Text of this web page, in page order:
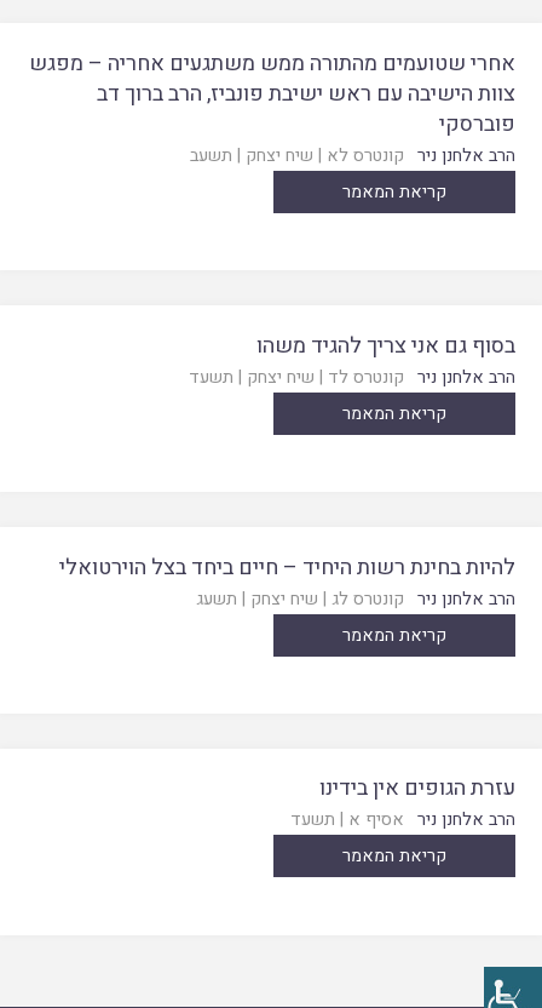
אחרי שטועמים מהתורה ממש משתגעים אחריה – מפגש
צוות הישיבה עם ראש ישיבת פונביז, הרב ברוך דב
פוברסקי
הרב אלחנן ניר קונטרס לא | שיח יצחק | תשעב
קריאת המאמר
בסוף גם אני צריך להגיד משהו
הרב אלחנן ניר קונטרס לד | שיח יצחק | תשעד
קריאת המאמר
להיות בחינת רשות היחיד – חיים ביחד בצל הוירטואלי
הרב אלחנן ניר קונטרס לג | שיח יצחק | תשעג
קריאת המאמר
עזרת הגופים אין בידינו
הרב אלחנן ניר אסיף א | תשעד
קריאת המאמר